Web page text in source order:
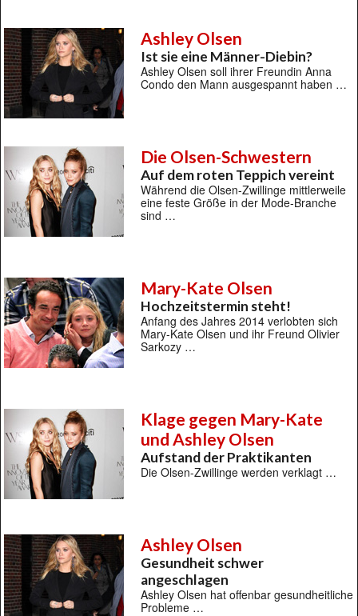
Ashley Olsen
Ist sie eine Männer-Diebin?
Ashley Olsen soll ihrer Freundin Anna
Condo den Mann ausgespannt haben …
Die Olsen-Schwestern
Auf dem roten Teppich vereint
Während die Olsen-Zwillinge mittlerweile
eine feste Größe in der Mode-Branche
sind …
Mary-Kate Olsen
Hochzeitstermin steht!
Anfang des Jahres 2014 verlobten sich
Mary-Kate Olsen und ihr Freund Olivier
Sarkozy …
Klage gegen Mary-Kate
und Ashley Olsen
Aufstand der Praktikanten
Die Olsen-Zwillinge werden verklagt …
Ashley Olsen
Gesundheit schwer
angeschlagen
Ashley Olsen hat offenbar gesundheitliche
Probleme …